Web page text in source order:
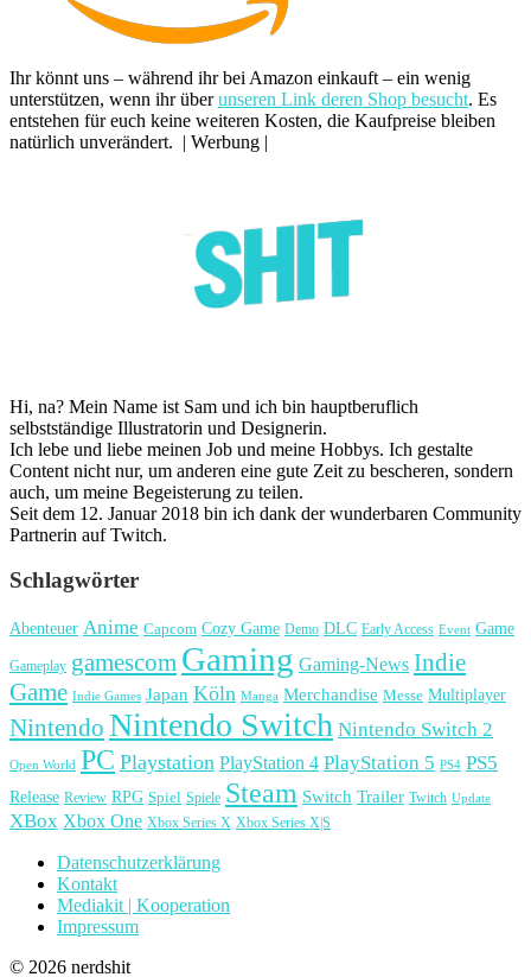
Ihr könnt uns – während ihr bei Amazon einkauft – ein wenig
unterstützen, wenn ihr überunseren Link deren Shop besucht. Es
entstehen für euch keine weiteren Kosten, die Kaufpreise bleiben
natürlich unverändert. | Werbung |
Hi, na? Mein Name ist Sam und ich bin hauptberuflich
selbstständige Illustratorin und Designerin.
Ich lebe und liebe meinen Job und meine Hobbys. Ich gestalte
Content nicht nur, um anderen eine gute Zeit zu bescheren, sondern
auch, um meine Begeisterung zu teilen.
Seit dem 12. Januar 2018 bin ich dank der wunderbaren Community
Partnerin auf Twitch.
Schlagwörter
Abenteuer Anime Capcom Cozy Game Demo DLC Early Access Event Game
Gameplay gamescom Gaming Gaming-News Indie
Game Indie Games Japan Köln Manga Merchandise Messe Multiplayer
Nintendo Nintendo Switch Nintendo Switch 2
Open World PC Playstation PlayStation 4 PlayStation 5 PS4 PS5
Release Review RPG Spiel Spiele Steam Switch Trailer Twitch Update
XBox Xbox One Xbox Series X Xbox Series X|S
Datenschutzerklärung
Kontakt
Mediakit | Kooperation
Impressum
© 2026 nerdshit